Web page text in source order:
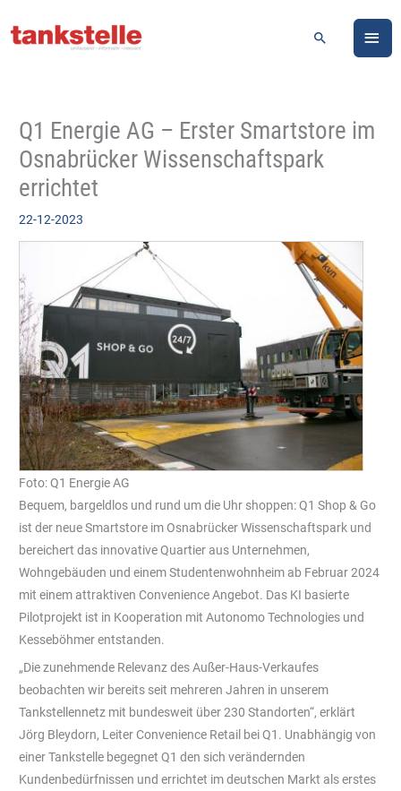
Inhalt
Suchen
Q1 Energie AG – Erster Smartstore im
Osnabrücker Wissenschaftspark
errichtet
22-12-2023
Foto: Q1 Energie AG
Bequem, bargeldlos und rund um die Uhr shoppen: Q1 Shop & Go
ist der neue Smartstore im Osnabrücker Wissenschaftspark und
bereichert das innovative Quartier aus Unternehmen,
Wohngebäuden und einem Studentenwohnheim ab Februar 2024
mit einem attraktiven Convenience Angebot. Das KI basierte
Pilotprojekt ist in Kooperation mit Autonomo Technologies und
Kesseböhmer entstanden.
„Die zunehmende Relevanz des Außer-Haus-Verkaufes
beobachten wir bereits seit mehreren Jahren in unserem
Tankstellennetz mit bundesweit über 230 Standorten“, erklärt
Jörg Bleydorn, Leiter Convenience Retail bei Q1. Unabhängig von
einer Tankstelle begegnet Q1 den sich verändernden
Kundenbedürfnissen und errichtet im deutschen Markt als erstes